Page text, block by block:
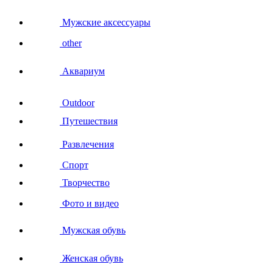
Мужские аксессуары
other
Аквариум
Outdoor
Путешествия
Развлечения
Спорт
Творчество
Фото и видео
Мужская обувь
Женская обувь